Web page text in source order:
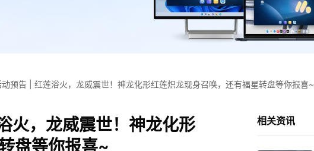
动预告 | 红莲浴火，龙威震世！神龙化形红莲炽龙现身召唤，还有福星转盘等你报喜~
火，龙威震世！神龙化形
盘等你报喜~
相关资讯